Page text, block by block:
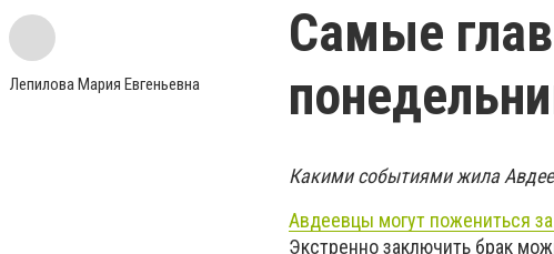
Лепилова Мария Евгеньевна
Самые
Какими событиями жила
Авдеевцы могут пожениться за
Экстренно заключить брак